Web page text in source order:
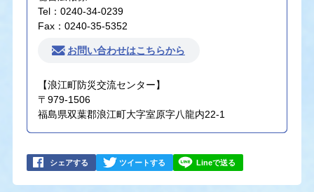
Tel：0240-34-0239
Fax：0240-35-5352
お問い合わせはこちらから
【浪江町防災交流センター】
〒979-1506
福島県双葉郡浪江町大字室原字八龍内22-1
シェアする ツイートする Lineで送る